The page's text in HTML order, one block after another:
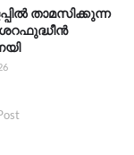
താമസിക്കുന്ന
ശറഫുദ്ധീൻ